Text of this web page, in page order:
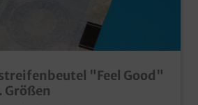
"Feel Good"
Größen